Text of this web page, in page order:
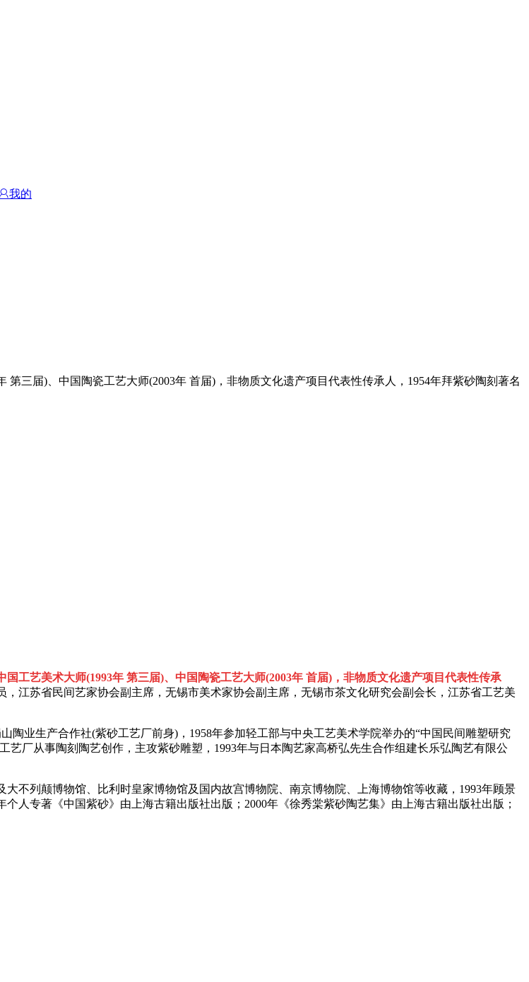
我的
三届)、中国陶瓷工艺大师(2003年 首届)，非物质文化遗产项目代表性传承人，1954年拜紫砂陶刻著名
国工艺美术大师(1993年 第三届)、中国陶瓷工艺大师(2003年 首届) ，非物质文化遗产项目代表性传承
江苏省民间艺家协会副主席，无锡市美术家协会副主席，无锡市茶文化研究会副会长，江苏省工艺美
陶业生产合作社(紫砂工艺厂前身)，1958年参加轻工部与中央工艺美术学院举办的“中国民间雕塑研究
艺厂从事陶刻陶艺创作，主攻紫砂雕塑，1993年与日本陶艺家高桥弘先生合作组建长乐弘陶艺有限公
不列颠博物馆、比利时皇家博物馆及国内故宫博物院、南京博物院、上海博物馆等收藏，1993年顾景
人专著《中国紫砂》由上海古籍出版社出版；2000年《徐秀棠紫砂陶艺集》由上海古籍出版社出版；